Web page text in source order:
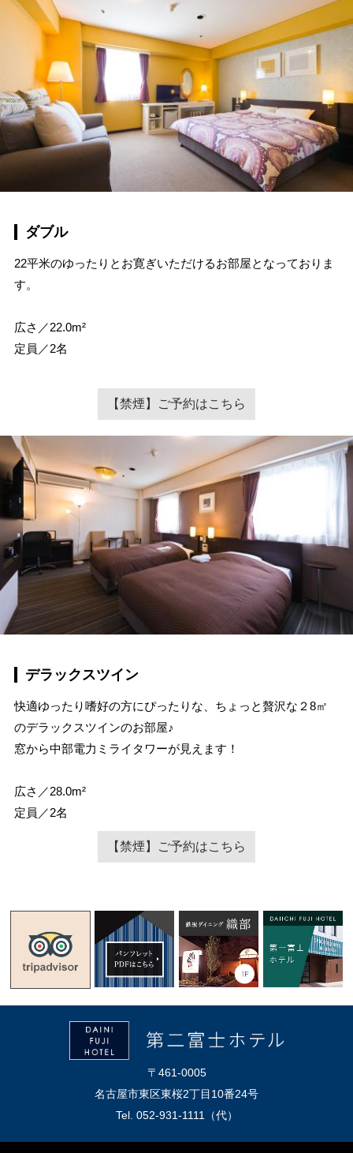
ダブル
22平米のゆったりとお寛ぎいただけるお部屋となっておりま
す。
広さ／22.0m²
定員／2名
【禁煙】ご予約はこちら
デラックスツイン
快適ゆったり嗜好の方にぴったりな、ちょっと贅沢な２8㎡
のデラックスツインのお部屋♪
窓から中部電力ミライタワーが見えます！
広さ／28.0m²
定員／2名
【禁煙】ご予約はこちら
〒461-0005
名古屋市東区東桜2丁目10番24号
Tel. 052-931-1111（代）